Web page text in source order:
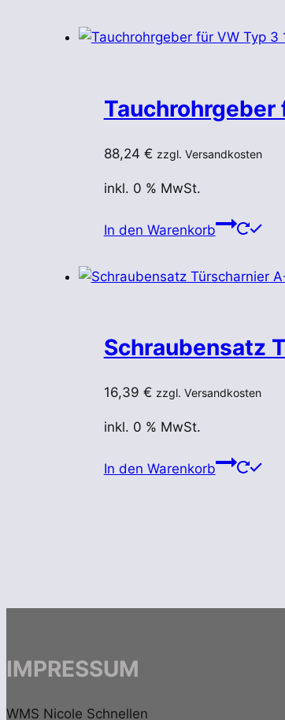
Tauchrohrgeber
88,24 € zzgl. Versandkosten
inkl. 0 % MwSt.
In den Warenkorb
Schraubensatz
16,39 € zzgl. Versandkosten
inkl. 0 % MwSt.
In den Warenkorb
IMPRESSUM
WMS Nicole Schnellen